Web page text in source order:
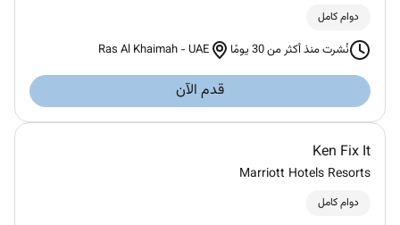
دوام كامل
نُشرت منذ أكثر من 30 يومًا Ras Al Khaimah -UAE
قدم الآن
Ken Fix It
Marriott Hotels Resorts
دوام كامل